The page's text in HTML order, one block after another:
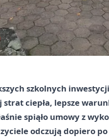
szkolnych
strat ciepła, lepsze
spiąło umowy z
odczują dopiero